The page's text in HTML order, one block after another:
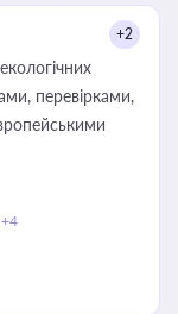
+2
перевірками,
+4